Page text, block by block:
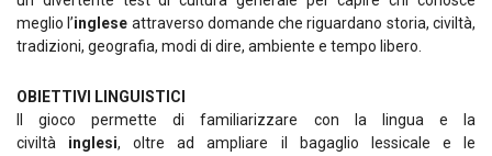
meglio l’inglese attraverso domande che riguardano storia, civiltà,
tradizioni, geografia, modi di dire, ambiente e tempo libero.
OBIETTIVI LINGUISTICI
Il gioco permette di familiarizzare con la lingua e la
civiltà inglesi, oltre ad ampliare il bagaglio lessicale e le